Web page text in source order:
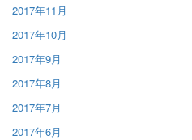
2017年11月
2017年10月
2017年9月
2017年8月
2017年7月
2017年6月